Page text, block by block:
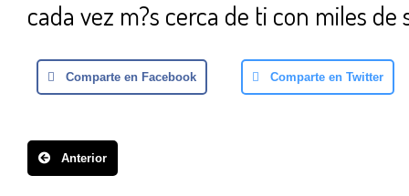
cada vez m?s cerca de ti con miles de
Comparte en Facebook Comparte en Twitter
Anterior